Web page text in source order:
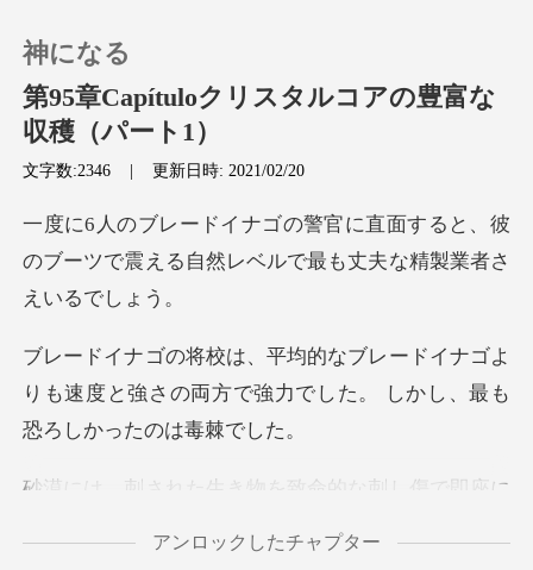
チャージ
閲覧履歴
ログアウトします
神になる
第95章Capítuloクリスタルコアの豊富な
収穫（パート1）
文字数:2346 |更新日時: 2021/02/20
面すると、彼
のブーツで震える自然レベ
イナゴよ
りも速度と強さの両方で強力でした
アンロックしたチャプター